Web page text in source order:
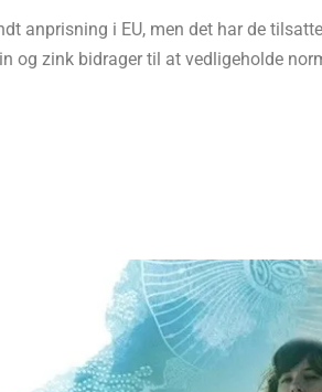
anprisning i EU, men det har de
og zink bidrager til at vedligeholde